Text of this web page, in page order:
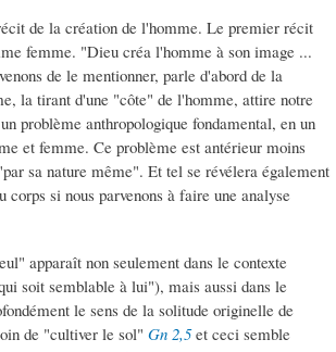
de la création de l'homme. Le premier récit
femme. "Dieu créa l'homme à son image ...
de le mentionner, parle d'abord de la
la tirant d'une "côte" de l'homme, attire notre
problème anthropologique fondamental, en un
et femme. Ce problème est antérieur moins
sa nature même". Et tel se révélera également
si nous parvenons à faire une analyse
apparaît non seulement dans le contexte
soit semblable à lui"), mais aussi dans le
le sens de la solitude originelle de
de "cultiver le sol" Gn 2,5et ceci semble